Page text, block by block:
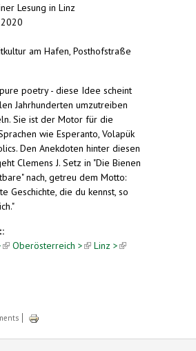
Lesung in Linz
am Hafen, Posthofstraße
poetry - diese Idee scheint
Jahrhunderten umzutreiben
Sie ist der Motor für die
wie Esperanto, Volapük
Den Anekdoten hinter diesen
Clemens J. Setz in "Die Bienen
nach, getreu dem Motto:
Geschichte, die du kennst, so
(link is external)
Oberösterreich >(link is
Linz >(link is
is external)